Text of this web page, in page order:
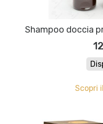
Shampoo doccia
Scopri